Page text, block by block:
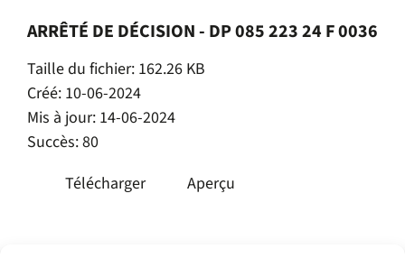
ARRÊTÉ DE DÉCISION - DP 085 223 24 F 0036
Taille du fichier: 162.26 KB
Créé: 10-06-2024
Mis à jour: 14-06-2024
Succès: 80
Télécharger
Aperçu